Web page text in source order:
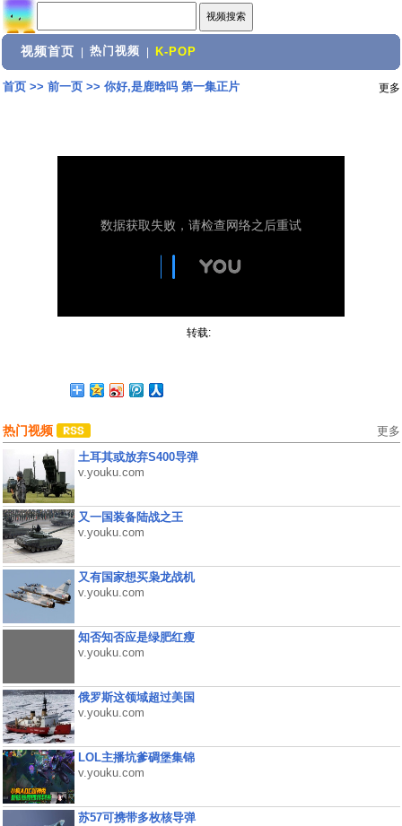
视频首页 热门视频 K-POP
首页>> 前一页>> 你好,是鹿晗吗 第一集正片 更多
转载:
热门视频 更多
土耳其或放弃S400导弹
v.youku.com
又一国装备陆战之王
v.youku.com
又有国家想买枭龙战机
v.youku.com
知否知否应是绿肥红瘦
v.youku.com
俄罗斯这领域超过美国
v.youku.com
LOL主播坑爹碉堡集锦
v.youku.com
苏57可携带多枚核导弹